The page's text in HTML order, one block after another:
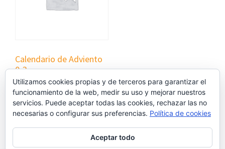
Calendario de Adviento
0-3
€0,00
Añadir al carrito
Utilizamos cookies propias y de terceros para garantizar el
funcionamiento de la web, medir su uso y mejorar nuestros
servicios. Puede aceptar todas las cookies, rechazar las no
necesarias o configurar sus preferencias. Política de cookies
Aceptar todo